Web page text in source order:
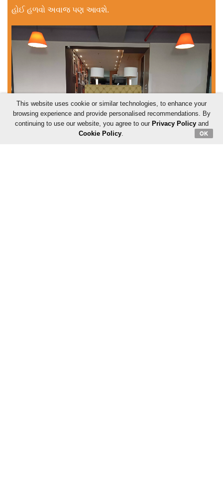
હોઈ હળવો અવાજ પણ આવશે.
This website uses cookie or similar technologies, to enhance your
browsing experience and provide personalised recommendations. By
continuing to use our website, you agree to our Privacy Policyand
Cookie Policy. OK